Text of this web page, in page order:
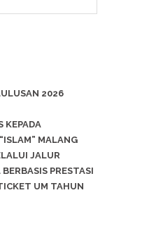
2026
KEPADA
MALANG
JALUR
PRESTASI
UM TAHUN